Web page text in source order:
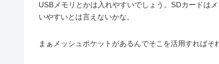
USBメモリとかは入れやすいでしょう。SDカードは
いやすいとは言えないかな。
まぁメッシュポケットがあるんでそこを活用すれば